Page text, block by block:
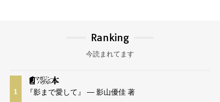
Ranking
今読まれてます
1 『影まで愛して』 — 影山優佳 著